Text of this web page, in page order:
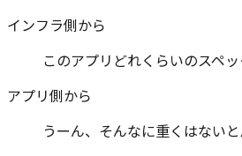
インフラ側から
このアプリどれくらいのスペッ
アプリ側から
うーん、そんなに重くはない